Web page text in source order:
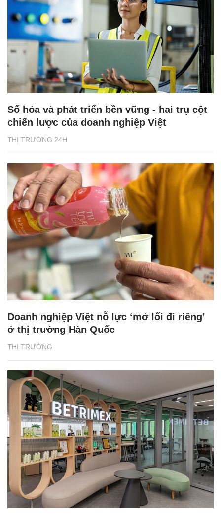
THỊ TRƯỜNG 24H
Số hóa và phát triển bền vững - hai trụ cột
chiến lược của doanh nghiệp Việt
THỊ TRƯỜNG
Doanh nghiệp Việt nỗ lực ‘mở lối đi riêng’
ở thị trường Hàn Quốc